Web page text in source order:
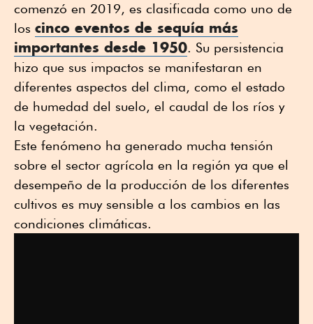
comenzó en 2019, es clasificada como uno de
los cinco eventos de sequía más
importantes desde 1950. Su persistencia
hizo que sus impactos se manifestaran en
diferentes aspectos del clima, como el estado
de humedad del suelo, el caudal de los ríos y
la vegetación.
Este fenómeno ha generado mucha tensión
sobre el sector agrícola en la región ya que el
desempeño de la producción de los diferentes
cultivos es muy sensible a los cambios en las
condiciones climáticas.